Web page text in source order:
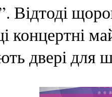
Відтоді
концертні
двері для